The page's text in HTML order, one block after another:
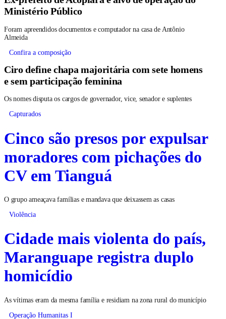
Ministério Público
Foram apreendidos documentos e computador na casa de Antônio
Almeida
Confira a composição
Ciro define chapa majoritária com sete homens
e sem participação feminina
Os nomes disputa os cargos de governador, vice, senador e suplentes
Capturados
Cinco são presos por expulsar
moradores com pichações do
CV em Tianguá
O grupo ameaçava famílias e mandava que deixassem as casas
Violência
Cidade mais violenta do país,
Maranguape registra duplo
homicídio
As vítimas eram da mesma família e residiam na zona rural do município
Operação Humanitas I